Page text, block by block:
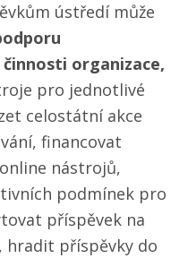
ústředí může
organizace,
pro jednotlivé
celostátní akce
financovat
nástrojů,
podmínek pro
příspěvek na
hradit příspěvky do